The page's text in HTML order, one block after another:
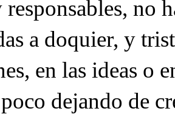
no
a doquier, y
en las ideas o
dejando de